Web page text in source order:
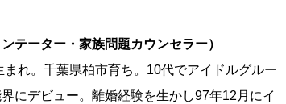
テーター・家族問題カウンセラー）
れ。千葉県柏市育ち。10代でアイドルグルー
にデビュー。離婚経験を生かし97年12月にイ